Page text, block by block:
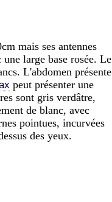
mais ses antennes
large base rosée. Le
L'abdomen présente
peut présenter une
sont gris verdâtre,
de blanc, avec
pointues, incurvées
des yeux.